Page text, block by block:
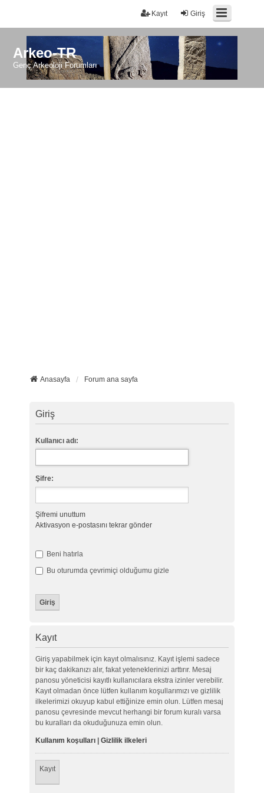
Giriş
Kayıt
Arkeo-TR
Genç Arkeoloji Forumları
Anasayfa Forum ana sayfa
Giriş
Kullanıcı adı:
Şifre:
Şifremi unuttum
Aktivasyon e-postasını tekrar gönder
Beni hatırla
Bu oturumda çevrimiçi olduğumu gizle
Kayıt
Giriş yapabilmek için kayıt olmalısınız. Kayıt işlemi sadece
bir kaç dakikanızı alır, fakat yeteneklerinizi arttırır. Mesaj
panosu yöneticisi kayıtlı kullanıcılara ekstra izinler verebilir.
Kayıt olmadan önce lütfen kullanım koşullarımızı ve gizlilik
ilkelerimizi okuyup kabul ettiğinize emin olun. Lütfen mesaj
panosu çevresinde mevcut herhangi bir forum kuralı varsa
bu kuralları da okuduğunuza emin olun.
Kullanım koşulları| Gizlilik ilkeleri
Kayıt